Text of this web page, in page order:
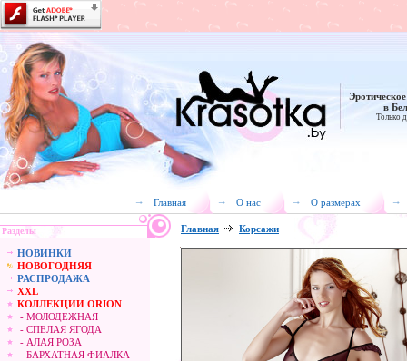
в
Только
Главная О нас О размерах
Разделы
НОВИНКИ
НОВОГОДНЯЯ
РАСПРОДАЖА
XXL
КОЛЛЕКЦИИ ORION
- МОЛОДЕЖНАЯ
- СПЕЛАЯ ЯГОДА
- АЛАЯ РОЗА
- БАРХАТНАЯ ФИАЛКА
Главная Корсажи